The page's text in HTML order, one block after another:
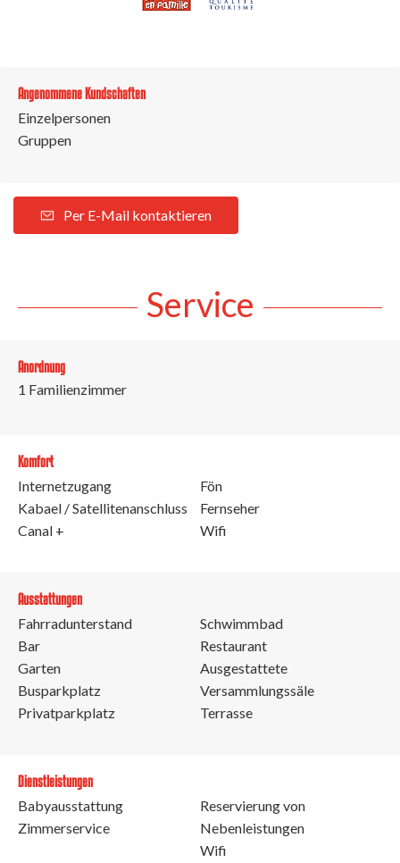
Angenommene Kundschaften
Einzelpersonen
Gruppen
Per E-Mail kontaktieren
Service
Anordnung
1 Familienzimmer
Komfort
Internetzugang
Kabael / Satellitenanschluss
Canal +
Fön
Fernseher
Wifi
Ausstattungen
Fahrradunterstand
Bar
Garten
Busparkplatz
Privatparkplatz
Schwimmbad
Restaurant
Ausgestattete
Versammlungssäle
Terrasse
Dienstleistungen
Babyausstattung
Zimmerservice
Reservierung von
Nebenleistungen
Wifi